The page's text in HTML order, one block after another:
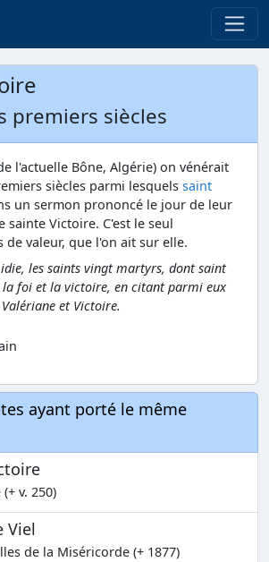
premiers siècles
l'actuelle Bône, Algérie) on vénérait
siècles parmi lesquels saint
un sermon prononcé le jour de leur
sainte Victoire. C'est le seul
de valeur, que l'on ait sur elle.
les saints vingt martyrs, dont saint
la foi et la victoire, en citant parmi eux
et Victoire.
ayant porté le même
v. 250)
Viel
de la Miséricorde (+ 1877)